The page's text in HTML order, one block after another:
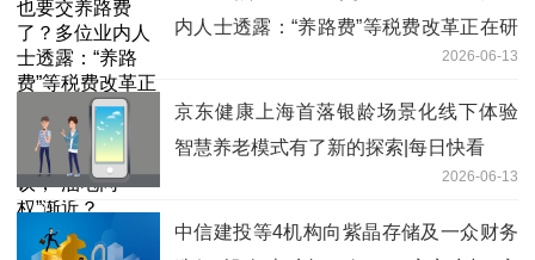
内人士透露：“养路费”等税费改革正在研
究；新能源汽车“越造越重”引道路损耗争
议，“油电同权”渐近？
2026-06-13
京东健康上海首落银龄场景化线下体验
智慧养老模式有了新的探索|每日快看
2026-06-13
中信建投等4机构向紫晶存储及一众财务